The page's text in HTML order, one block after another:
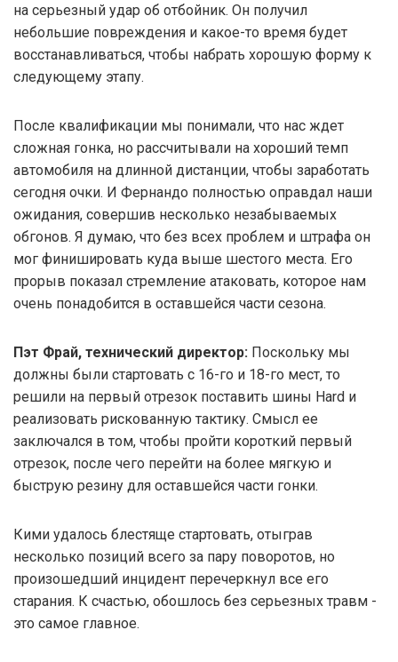
на серьезный удар об отбойник. Он получил
небольшие повреждения и какое-то время будет
восстанавливаться, чтобы набрать хорошую форму к
следующему этапу.
После квалификации мы понимали, что нас ждет
сложная гонка, но рассчитывали на хороший темп
автомобиля на длинной дистанции, чтобы заработать
сегодня очки. И Фернандо полностью оправдал наши
ожидания, совершив несколько незабываемых
обгонов. Я думаю, что без всех проблем и штрафа он
мог финишировать куда выше шестого места. Его
прорыв показал стремление атаковать, которое нам
очень понадобится в оставшейся части сезона.
Пэт Фрай, технический директор: Поскольку мы
должны были стартовать с 16-го и 18-го мест, то
решили на первый отрезок поставить шины Hard и
реализовать рискованную тактику. Смысл ее
заключался в том, чтобы пройти короткий первый
отрезок, после чего перейти на более мягкую и
быструю резину для оставшейся части гонки.
Кими удалось блестяще стартовать, отыграв
несколько позиций всего за пару поворотов, но
произошедший инцидент перечеркнул все его
старания. К счастью, обошлось без серьезных травм -
это самое главное.